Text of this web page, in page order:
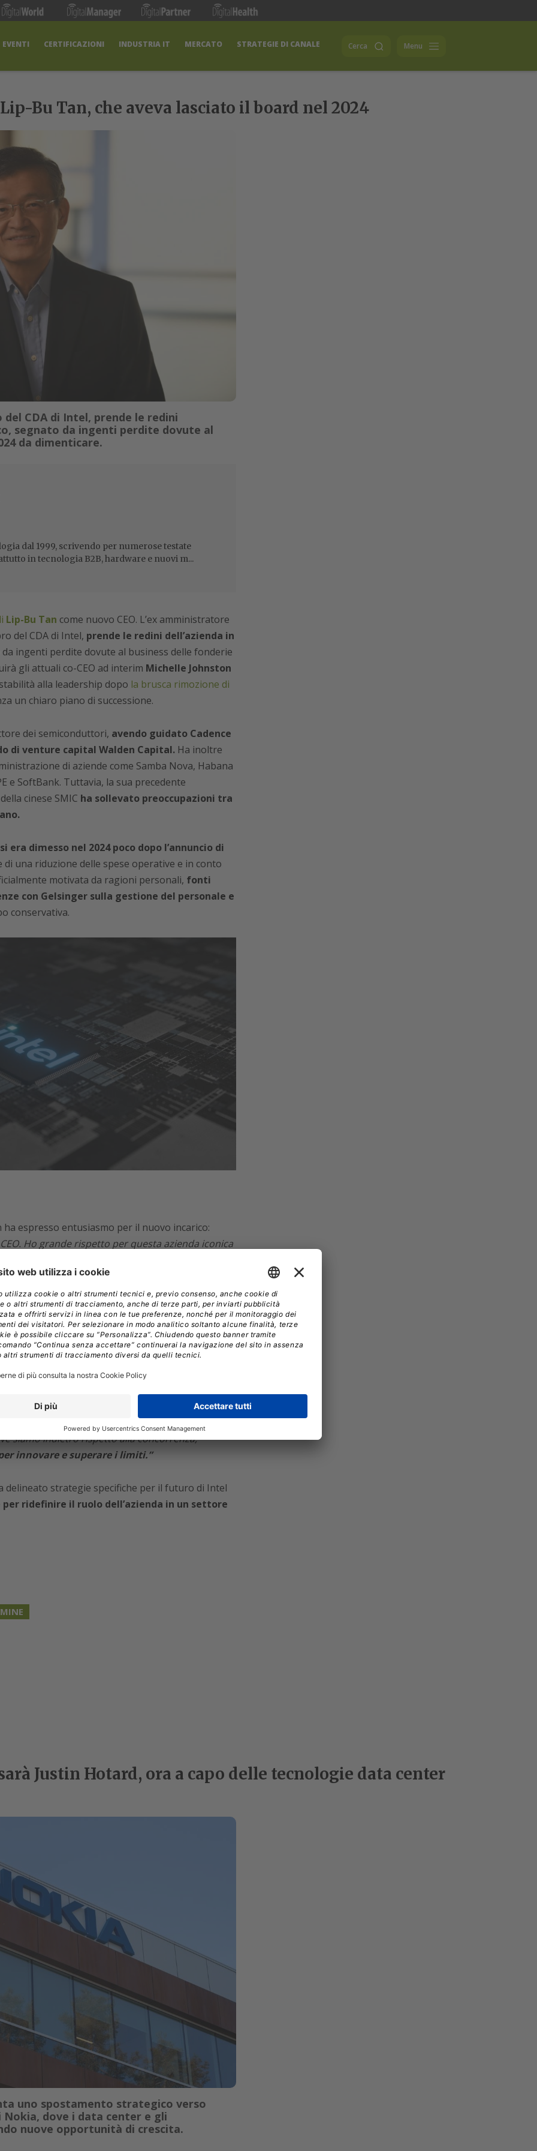
EVENTI CERTIFICAZIONI INDUSTRIA IT MERCATO STRATEGIE DI CANALE Cerca Menu
Bu Tan, che aveva lasciato il board nel 2024
del CDA di Intel, prende le redini
segnato da ingenti perdite dovute al
da dimenticare.
dal 1999, scrivendo per numerose testate
in tecnologia B2B, hardware e nuovi m...
Lip-Bu Tan come nuovo CEO. L’ex amministratore
del CDA di Intel, prende le redini dell’azienda in
ingenti perdite dovute al business delle fonderie
gli attuali co-CEO ad interim Michelle Johnston
alla leadership dopo la brusca rimozione di
un chiaro piano di successione.
dei semiconduttori, avendo guidato Cadence
di venture capital Walden Capital.Ha inoltre
di aziende come Samba Nova, Habana
e SoftBank. Tuttavia, la sua precedente
cinese SMIC ha sollevato preoccupazioni tra
era dimesso nel 2024 poco dopo l’annuncio di
di una riduzione delle spese operative e in conto
motivata da ragioni personali, fonti
con Gelsinger sulla gestione del personale e
conservativa.
espresso entusiasmo per il nuovo incarico:
Ho grande rispetto per questa azienda iconica
il nostro business a beneficio dei
positivamente la notizia, con il titolo Intel
after-hours,segnando una rara inversione di
registrato nel 2024.
che semplice. Nel 2024,Intel ha infatti
un dato a dir poco drammatico rispetto
I ricavi si sono inoltre attestati a 53,1
2023, segnando il peggior anno nella storia
radicale è stata ribadita dallo stesso Tan in
dare nulla per scontato. Dobbiamo valutare i
siamo indietro rispetto alla concorrenza,
innovare e superare i limiti.”
delineato strategie specifiche per il futuro di Intel
ridefinire il ruolo dell’azienda in un settore
Justin Hotard, ora a capo delle tecnologie data center
uno spostamento strategico verso
dove i data center e gli
nuove opportunità di crescita.